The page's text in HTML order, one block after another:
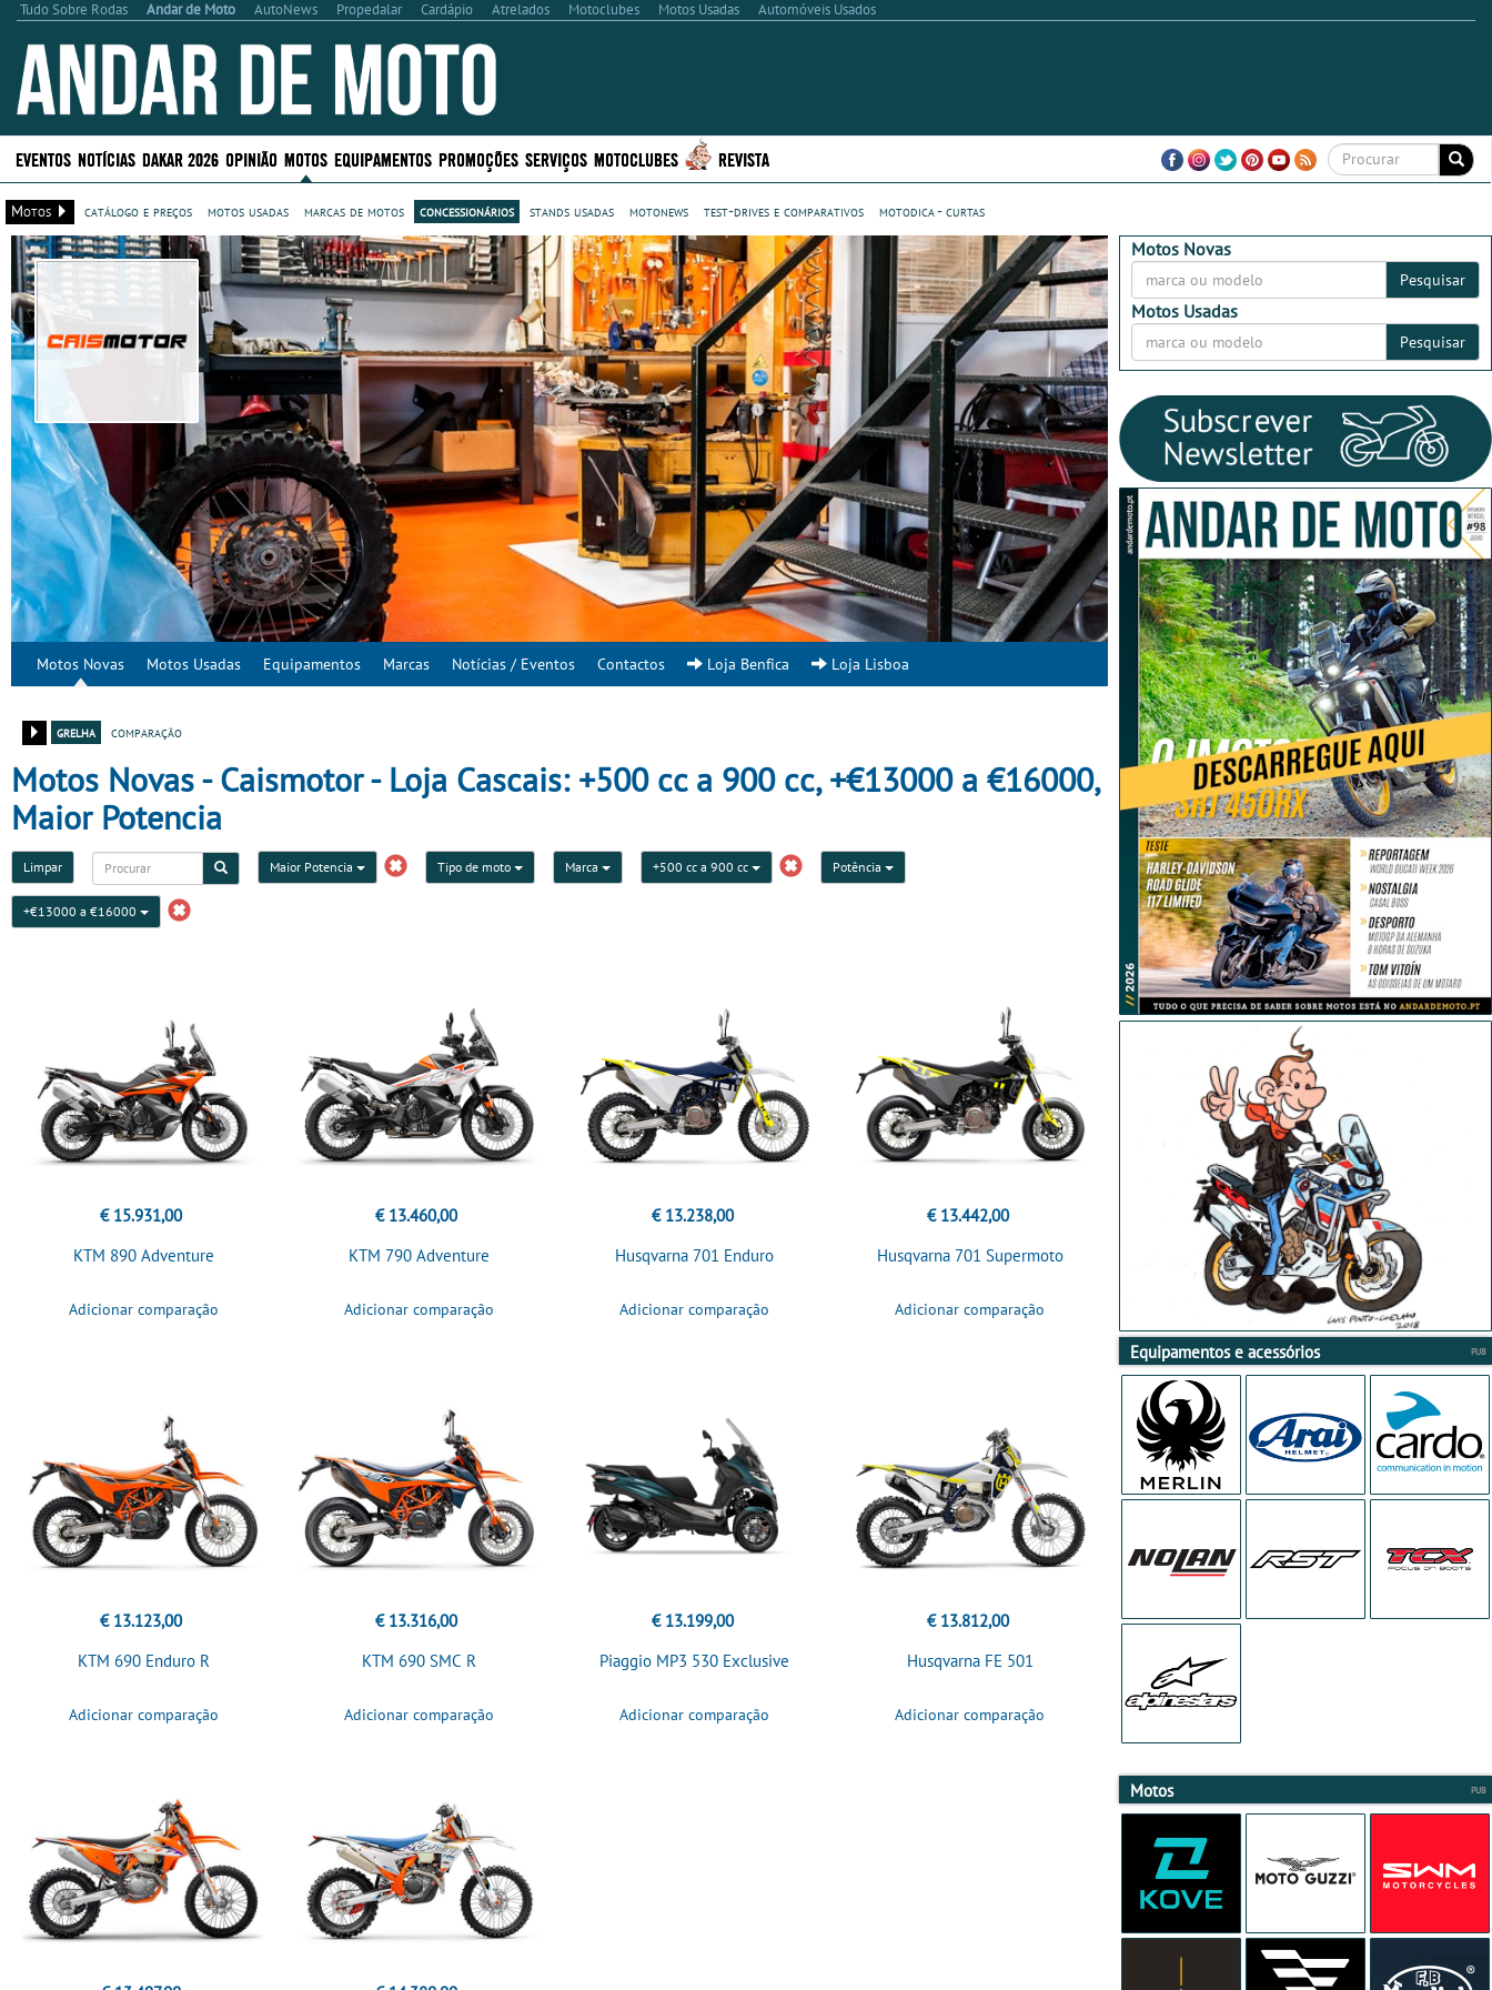
Tudo Sobre Rodas Andar de Moto AutoNews Propedalar Cardápio Atrelados Motoclubes Motos Usadas Automóveis Usados
EVENTOS NOTÍCIAS DAKAR 2026 OPINIÃO MOTOS EQUIPAMENTOS PROMOÇÕES SERVIÇOS MOTOCLUBES REVISTA
Motos catálogo e preços motos usadas marcas de motos concessionários stands usadas motonews test-drives e comparativos motodica - curtas
Motos Novas Motos Usadas Equipamentos Marcas Notícias / Eventos Contactos Loja Benfica Loja Lisboa
grelha comparação
Motos Novas - Caismotor - Loja Cascais: +500 cc a 900 cc, +€13000 a €16000,
Maior Potencia
Limpar Maior Potencia Tipo de moto Marca +500 cc a 900 cc Potência
+€13000 a €16000
€ 15.931,00
KTM 890 Adventure
Adicionar comparação
€ 13.460,00
KTM 790 Adventure
Adicionar comparação
€ 13.238,00
Husqvarna 701 Enduro
Adicionar comparação
€ 13.442,00
Husqvarna 701 Supermoto
Adicionar comparação
€ 13.123,00
KTM 690 Enduro R
Adicionar comparação
€ 13.316,00
KTM 690 SMC R
Adicionar comparação
€ 13.199,00
Piaggio MP3 530 Exclusive
Adicionar comparação
€ 13.812,00
Husqvarna FE 501
Adicionar comparação
Motos Novas
Pesquisar
Motos Usadas
Pesquisar
Equipamentos e acessórios
Motos